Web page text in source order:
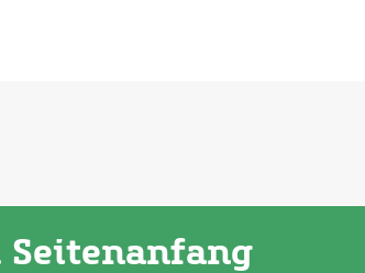
Seitenanfang